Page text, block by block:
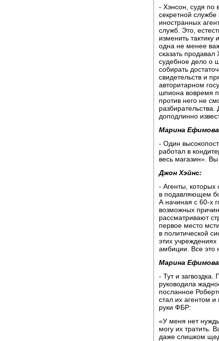
- Хэнсон, судя по
секретной
иностранных
служб. Это,
изменить
одна не менее
сказать продавал
судебное дело о
собирать
свидетельств и
авторитарном
шпиона вовремя
против него не
доподлинно
Марина
- Один
работал в
весь магазин».
Джон Хэйнс:
- Агенты, которых
в подавляющем
А начиная с 60-х
возможных
рассматривают
первое место
в политической
этих
амбиции. Все это
Марина
- Тут и
руководила
посланное
стал их агентом
руки ФБР:
«У меня нет
могу их тратить.
даже слишком